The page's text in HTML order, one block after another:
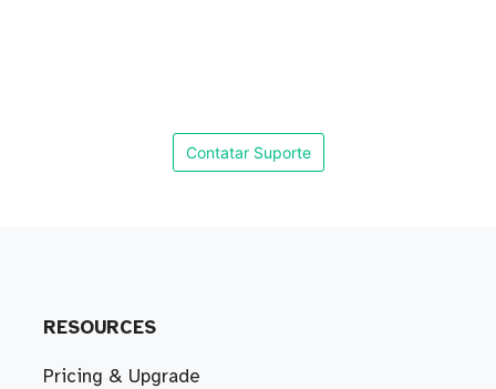
Contatar Suporte
RESOURCES
Pricing & Upgrade